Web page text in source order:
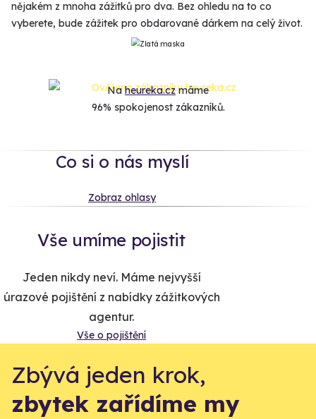
nějakém z mnoha zážitků pro dva. Bez ohledu na to co
vyberete, bude zážitek pro obdarované dárkem na celý život.
Naheureka.czmáme
96% spokojenost zákazníků.
Co si o nás myslí
Zobraz ohlasy
Vše umíme pojistit
Jeden nikdy neví. Máme nejvyšší
úrazové pojištění z nabídky zážitkových
agentur.
Vše o pojištění
Zbývá jeden krok,
zbytek zařídíme my